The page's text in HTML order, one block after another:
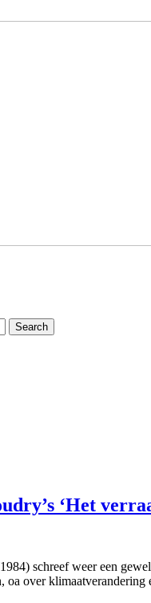
‘Het
schreef weer een
oa over